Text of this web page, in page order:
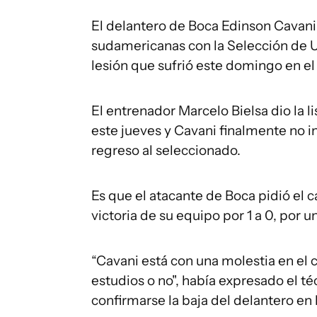
El delantero de Boca Edinson
sudamericanas con la Selección de
lesión que sufrió este domingo en
El entrenador Marcelo Bielsa dio la
este jueves y Cavani finalmente no
regreso al seleccionado.
Es que el atacante de Boca pidió el
victoria de su equipo por 1 a 0, por
“Cavani está con una molestia en
estudios o no", había expresado el
confirmarse la baja del delantero en